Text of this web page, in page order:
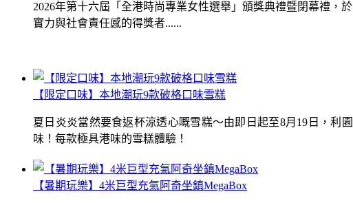
【限定口味】本地潮玩9款破格口味雪糕
夏日炎炎當然要食返杯涼透心嘅雪糕～由即日起至8月19日，利
味！每款極具港味的雪糕體驗！
2026年第十六屆「全港時尚專業女性選舉」頒獎典禮暨閉幕禮，
實力與社會責任感的得獎者......
【暑期玩樂】4米巨型充氣阿奇坐鎮MegaBox